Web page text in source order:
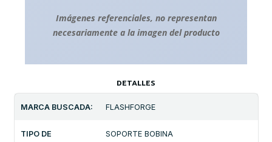
Imágenes referenciales, no representan
necesariamente a la imagen del producto
DETALLES
MARCA BUSCADA: FLASHFORGE
TIPO DE
SOPORTE BOBINA